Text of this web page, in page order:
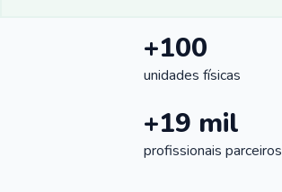
+100
unidades físicas
+19 mil
profissionais parceiros